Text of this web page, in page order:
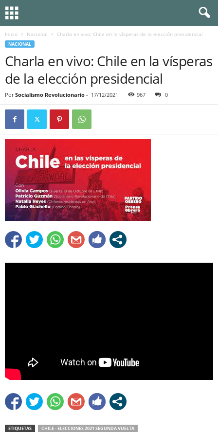
Inicio Nacional Charla en vivo: Chile en la vísperas de la elección presidencial
NACIONAL
Charla en vivo: Chile en la vísperas
de la elección presidencial
Por Socialismo Revolucionario - 17/12/2021 967 0
ETIQUETAS CHILE - ELECCIONES 2021 SEGUNDA VUELTA